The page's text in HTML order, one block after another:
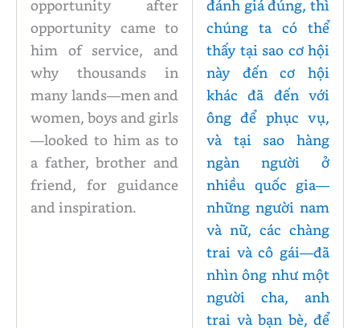
opportunity after
opportunity came to
him of service, and
why thousands in
many lands—men and
women, boys and girls
—looked to him as to
a father, brother and
friend, for guidance
and inspiration.
đánh giá đúng, thì
chúng ta có thể
thấy tại sao cơ hội
này đến cơ hội
khác đã đến với
ông để phục vụ,
và tại sao hàng
ngàn người ở
nhiều quốc gia—
những người nam
và nữ, các chàng
trai và cô gái—đã
nhìn ông như một
người cha, anh
trai và bạn bè, để